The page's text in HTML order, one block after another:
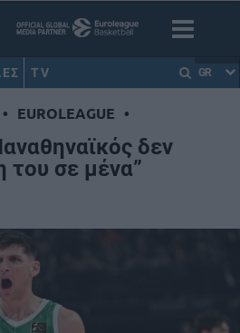
TV GR
• EUROLEAGUE •
δεν
του σε μένα”